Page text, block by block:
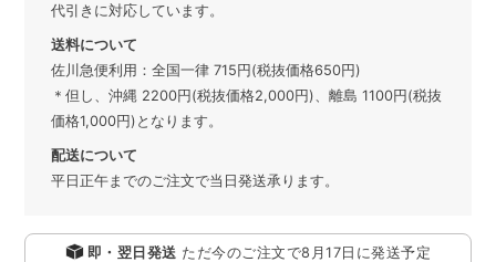
代引きに対応しています。
送料について
佐川急便利用：全国一律 715円(税抜価格650円)
＊但し、沖縄 2200円(税抜価格2,000円)、離島 1100円(税抜
価格1,000円)となります。
配送について
平日正午までのご注文で当日発送承ります。
即・翌日発送 ただ今のご注文で8月17日 に発送予定